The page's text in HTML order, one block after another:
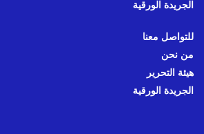
الجريدة الورقية
للتواصل معنا
من نحن
هيئة التحرير
الجريدة الورقية